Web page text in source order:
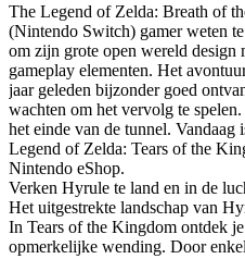
The Legend of Zelda: Breath of
(Nintendo Switch) gamer weten
om zijn grote open wereld design
gameplay elementen. Het
jaar geleden bijzonder goed
wachten om het vervolg te
het einde van de tunnel. Vandaag
Legend of Zelda: Tears of the
Nintendo eShop.
Verken Hyrule te land en in de
Het uitgestrekte landschap van
In Tears of the Kingdom ontdek
opmerkelijke wending. Door